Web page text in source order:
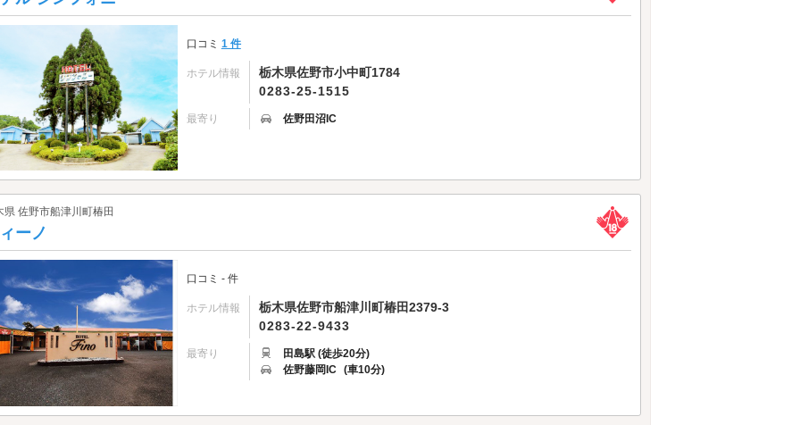
口コミ 1 件
ホテル情報
栃木県佐野市小中町1784
0283-25-1515
最寄り 佐野田沼IC
県 佐野市船津川町椿田
ーノ
口コミ - 件
ホテル情報
栃木県佐野市船津川町椿田2379-3
0283-22-9433
最寄り
田島駅 (徒歩20分)
佐野藤岡IC (車10分)